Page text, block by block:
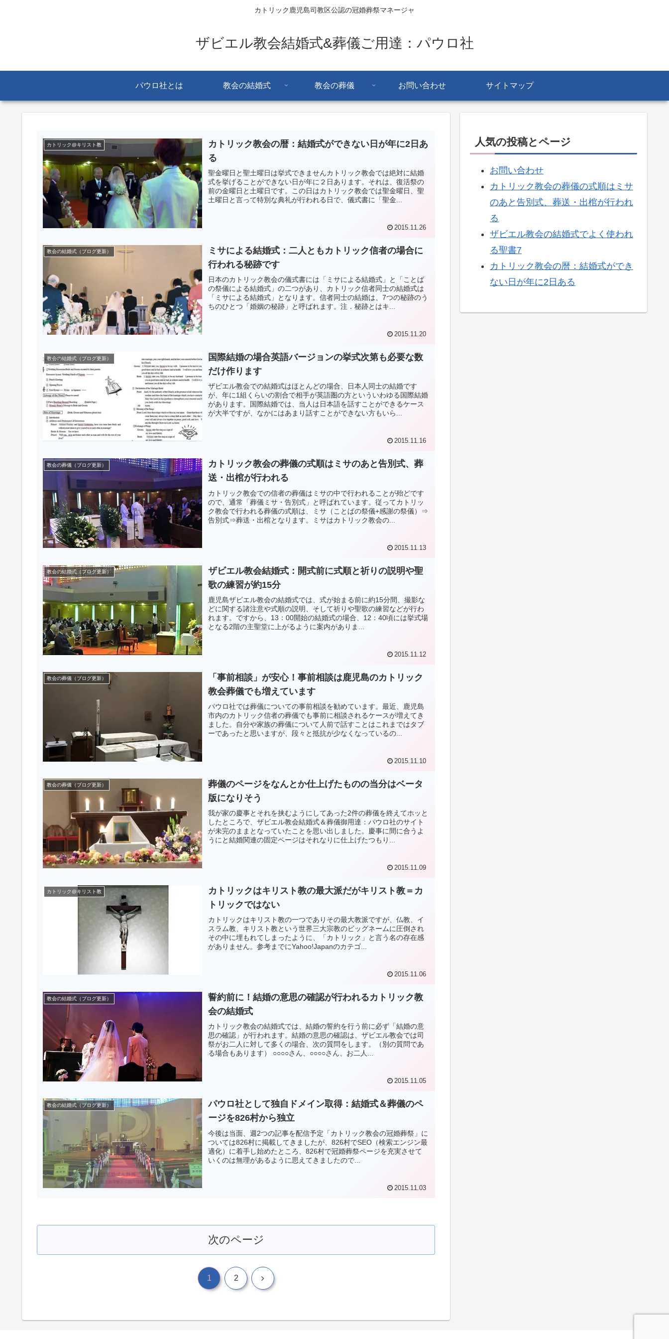
カトリック鹿児島司教区公認の冠婚葬祭マネージャ
ザビエル教会結婚式&葬儀ご用達：パウロ社
パウロ社とは 教会の結婚式 教会の葬儀 お問い合わせ サイトマップ
カトリック@キリスト教
カトリック教会の暦：結婚式ができない日が年に2日あ
る
聖金曜日と聖土曜日は挙式できませんカトリック教会では絶対に結婚
式を挙げることができない日が年に２日あります。それは、復活祭の
前の金曜日と土曜日です。この日はカトリック教会では聖金曜日、聖
土曜日と言って特別な典礼が行われる日で、儀式書に「聖金...
2015.11.26
教会の結婚式（ブログ更新）
ミサによる結婚式：二人ともカトリック信者の場合に
行われる秘跡です
日本のカトリック教会の儀式書には「ミサによる結婚式」と「ことば
の祭儀による結婚式」の二つがあり、カトリック信者同士の結婚式は
「ミサによる結婚式」となります。信者同士の結婚は、7つの秘跡のう
ちのひとつ「婚姻の秘跡」と呼ばれます。注．秘跡とはキ...
2015.11.20
教会の結婚式（ブログ更新）
国際結婚の場合英語バージョンの挙式次第も必要な数
だけ作ります
ザビエル教会での結婚式はほとんどの場合、日本人同士の結婚です
が、年に1組くらいの割合で相手が英語圏の方といういわゆる国際結婚
があります。国際結婚では、当人は日本語を話すことができるケース
が大半ですが、なかにはあまり話すことができない方もいら...
2015.11.16
教会の葬儀（ブログ更新）
カトリック教会の葬儀の式順はミサのあと告別式、葬
送・出棺が行われる
カトリック教会での信者の葬儀はミサの中で行われることが殆どです
ので、通常「葬儀ミサ・告別式」と呼ばれています。従ってカトリッ
ク教会で行われる葬儀の式順は、ミサ（ことばの祭儀+感謝の祭儀）⇒
告別式⇒葬送・出棺となります。ミサはカトリック教会の...
2015.11.13
教会の結婚式（ブログ更新）
ザビエル教会結婚式：開式前に式順と祈りの説明や聖
歌の練習が約15分
鹿児島ザビエル教会の結婚式では、式が始まる前に約15分間、撮影な
どに関する諸注意や式順の説明、そして祈りや聖歌の練習などが行わ
れます。ですから、13：00開始の結婚式の場合、12：40頃には挙式場
となる2階の主聖堂に上がるように案内がありま...
2015.11.12
教会の葬儀（ブログ更新）
「事前相談」が安心！事前相談は鹿児島のカトリック
教会葬儀でも増えています
パウロ社では葬儀についての事前相談を勧めています。最近、鹿児島
市内のカトリック信者の葬儀でも事前に相談されるケースが増えてき
ました。自分や家族の葬儀について人前で話すことはこれまではタブ
ーであったと思いますが、段々と抵抗が少なくなっているの...
2015.11.10
教会の葬儀（ブログ更新）
葬儀のページをなんとか仕上げたものの当分はベータ
版になりそう
我が家の慶事とそれを挟むようにしてあった2件の葬儀を終えてホッと
したところで、ザビエル教会結婚式＆葬儀御用達：パウロ社のサイト
が未完のままとなっていたことを思い出しました。慶事に間に合うよ
うにと結婚関連の固定ページはそれなりに仕上げたつもり...
2015.11.09
カトリック@キリスト教
カトリックはキリスト教の最大派だがキリスト教＝カ
トリックではない
カトリックはキリスト教の一つでありその最大教派ですが、仏教、イ
スラム教、キリスト教という世界三大宗教のビッグネームに圧倒され
その中に埋もれてしまったように、「カトリック」と言う名の存在感
がありません。参考までにYahoo!Japanのカテゴ...
2015.11.06
教会の結婚式（ブログ更新）
誓約前に！結婚の意思の確認が行われるカトリック教
会の結婚式
カトリック教会の結婚式では、結婚の誓約を行う前に必ず「結婚の意
思の確認」が行われます。結婚の意思の確認は、ザビエル教会では司
祭がお二人に対して多くの場合、次の質問をします。（別の質問であ
る場合もあります） ○○○○さん、○○○○さん、お二人...
2015.11.05
教会の結婚式（ブログ更新）
パウロ社として独自ドメイン取得：結婚式＆葬儀のペ
ージを826村から独立
今後は当面、週2つの記事を配信予定「カトリック教会の冠婚葬祭」に
ついては826村に掲載してきましたが、826村でSEO（検索エンジン最
適化）に着手し始めたところ、826村で冠婚葬祭ページを充実させて
いくのは無理があるように思えてきましたので...
2015.11.03
次のページ
1 2 次
人気の投稿とページ
お問い合わせ
カトリック教会の葬儀の式順はミサ
のあと告別式、葬送・出棺が行われ
る
ザビエル教会の結婚式でよく使われ
る聖書7
カトリック教会の暦：結婚式ができ
ない日が年に2日ある